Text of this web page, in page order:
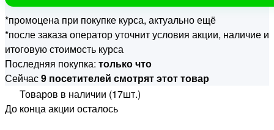
*промоцена при покупке курса, актуально ещё
*после заказа оператор уточнит условия акции, наличие и
итоговую стоимость курса
Последняя покупка: только что
Сейчас9 посетителей смотрят этот товар
Товаров в наличии (17шт.)
До конца акции осталось